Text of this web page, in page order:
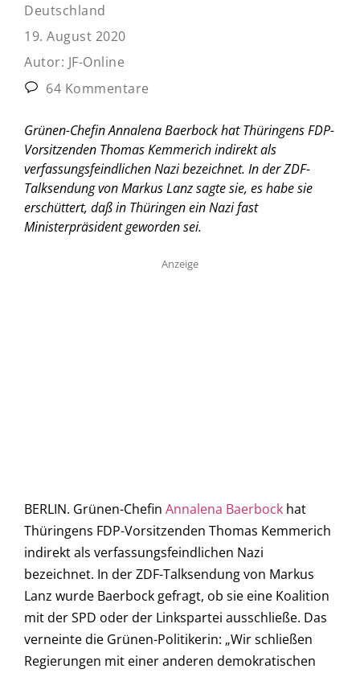
Deutschland
19. August 2020
Autor: JF-Online
64 Kommentare
Grünen-Chefin Annalena Baerbock hat Thüringens FDP-
Vorsitzenden Thomas Kemmerich indirekt als
verfassungsfeindlichen Nazi bezeichnet. In der ZDF-
Talksendung von Markus Lanz sagte sie, es habe sie
erschüttert, daß in Thüringen ein Nazi fast
Ministerpräsident geworden sei.
Anzeige
BERLIN. Grünen-Chefin Annalena Baerbock hat
Thüringens FDP-Vorsitzenden Thomas Kemmerich
indirekt als verfassungsfeindlichen Nazi
bezeichnet. In der ZDF-Talksendung von Markus
Lanz wurde Baerbock gefragt, ob sie eine Koalition
mit der SPD oder der Linkspartei ausschließe. Das
verneinte die Grünen-Politikerin: „Wir schließen
Regierungen mit einer anderen demokratischen